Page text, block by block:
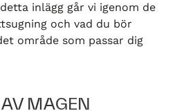
inlägg går vi igenom de
och vad du bör
område som passar dig
MAGEN